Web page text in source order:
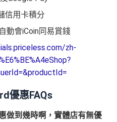
信用卡積分
動會iCoin同易賞錢
zh-
優惠FAQs
做到幾時啊，實體店有無優